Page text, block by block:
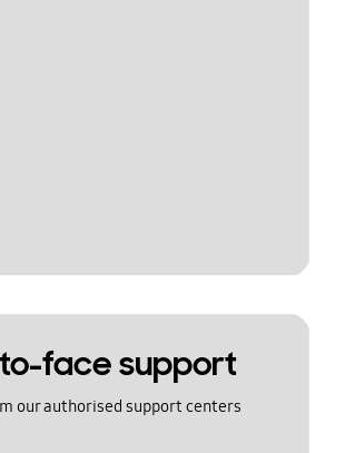
face support
our authorised support centers